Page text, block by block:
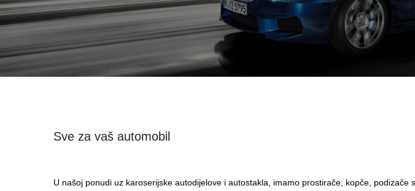
Sve za vaš automobil
U našoj ponudi uz karoserijske autodijelove i autostakla, imamo prostirače, kopče,